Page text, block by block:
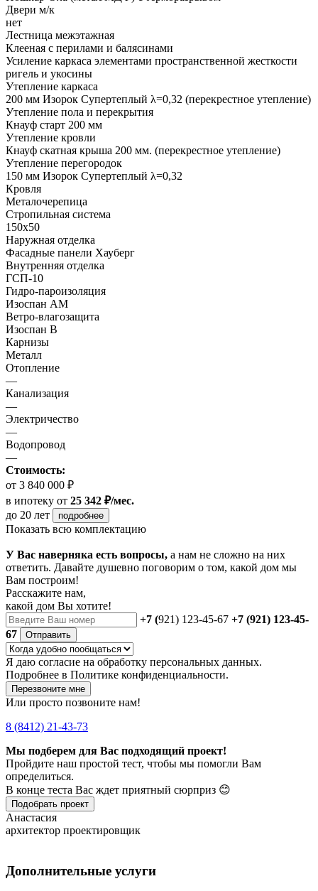
Двери м/к
нет
Лестница межэтажная
Клееная с перилами и балясинами
Усиление каркаса элементами пространственной жесткости
ригель и укосины
Утепление каркаса
200 мм Изорок Супертеплый λ=0,32 (перекрестное утепление)
Утепление пола и перекрытия
Кнауф старт 200 мм
Утепление кровли
Кнауф скатная крыша 200 мм. (перекрестное утепление)
Утепление перегородок
150 мм Изорок Супертеплый λ=0,32
Кровля
Металочерепица
Стропильная система
150х50
Наружная отделка
Фасадные панели Хауберг
Внутренняя отделка
ГСП-10
Гидро-пароизоляция
Изоспан АМ
Ветро-влагозащита
Изоспан В
Карнизы
Металл
Отопление
—
Канализация
—
Электричество
—
Водопровод
—
Стоимость:
от 3 840 000 ₽
в ипотеку от 25 342 ₽/мес.
до 20 лет
подробнее
Показать всю комплектацию
У Вас наверняка есть вопросы, а нам не сложно на них
ответить. Давайте душевно поговорим о том, какой дом мы
Вам построим!
Расскажите нам,
какой дом Вы хотите!
+7 (921) 123-45-67 +7 (921) 123-45-
67
Отправить
Я даю согласие на обработку персональных данных.
Подробнее в Политике конфиденциальности.
Перезвоните мне
Или просто позвоните нам!
8 (8412) 21-43-73
Мы подберем для Вас подходящий проект!
Пройдите наш простой тест, чтобы мы помогли Вам
определиться.
В конце теста Вас ждет приятный сюрприз 😊
Подобрать проект
Анастасия
архитектор проектировщик
Дополнительные услуги